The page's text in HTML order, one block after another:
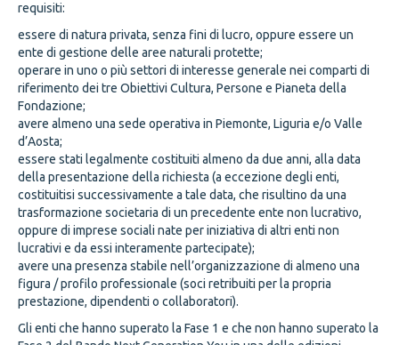
requisiti:
essere di natura privata, senza fini di lucro, oppure essere un
ente di gestione delle aree naturali protette;
operare in uno o più settori di interesse generale nei comparti di
riferimento dei tre Obiettivi Cultura, Persone e Pianeta della
Fondazione;
avere almeno una sede operativa in Piemonte, Liguria e/o Valle
d’Aosta;
essere stati legalmente costituiti almeno da due anni, alla data
della presentazione della richiesta (a eccezione degli enti,
costituitisi successivamente a tale data, che risultino da una
trasformazione societaria di un precedente ente non lucrativo,
oppure di imprese sociali nate per iniziativa di altri enti non
lucrativi e da essi interamente partecipate);
avere una presenza stabile nell’organizzazione di almeno una
figura / profilo professionale (soci retribuiti per la propria
prestazione, dipendenti o collaboratori).
Gli enti che hanno superato la Fase 1 e che non hanno superato la